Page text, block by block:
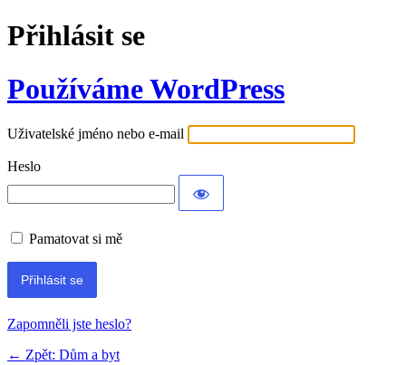
Přihlásit se
Používáme WordPress
Uživatelské jméno nebo e-mail
Heslo
Pamatovat si mě
Alternative:
Zapomněli jste heslo?
← Zpět: Dům a byt